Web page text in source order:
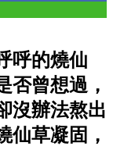
呼的燒仙
否曾想過，
沒辦法熬出
仙草凝固，